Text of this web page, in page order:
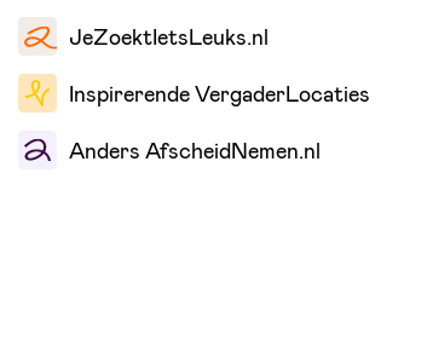
JeZoektIetsLeuks.nl
Inspirerende VergaderLocaties
Anders AfscheidNemen.nl